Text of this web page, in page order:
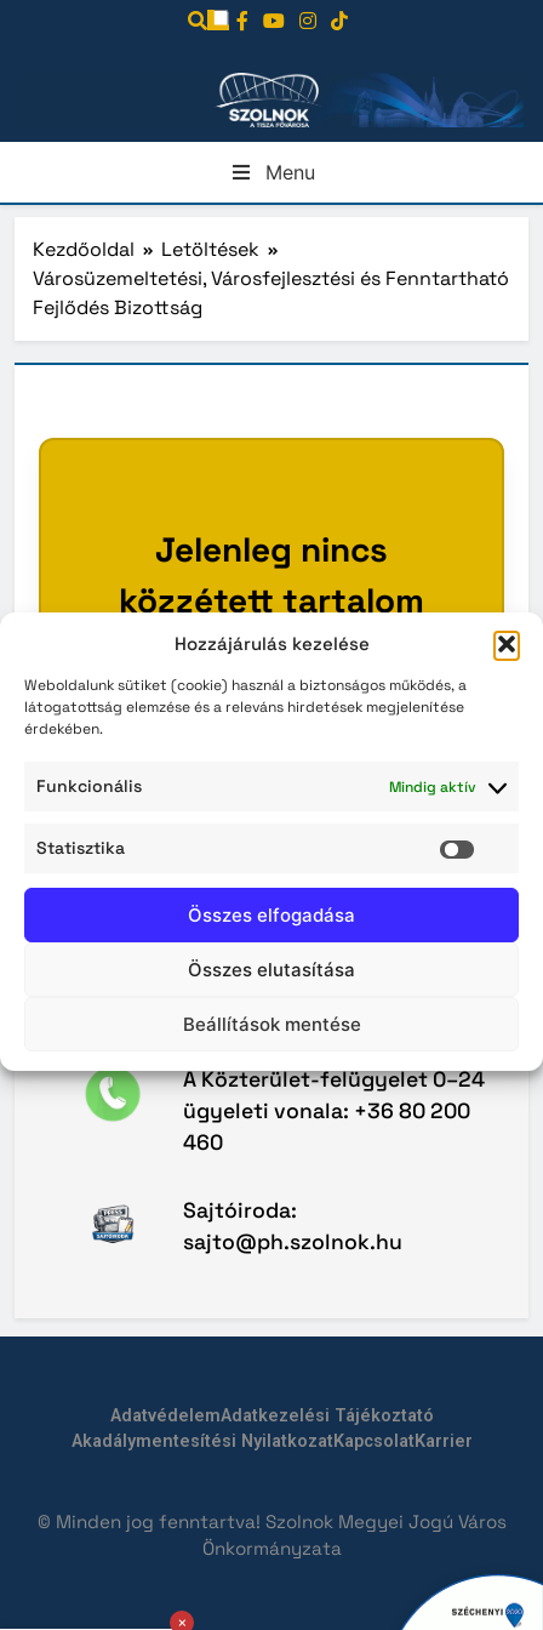
Hozzájárulás kezelése
Weboldalunk sütiket (cookie) használ a biztonságos működés, a
látogatottság elemzése és a releváns hirdetések megjelenítése
érdekében.
Funkcionális Mindig aktív
Statisztika
Összes elfogadása
Összes elutasítása
Beállítások mentése
Menu
Kezdőoldal
Letöltések
Városüzemeltetési, Városfejlesztési és Fenntartható
Fejlődés Bizottság
Jelenleg nincs
közzétett tartalom
Kérjük, látogasson vissza később!
VISSZA A KEZDŐOLDALRA
MaradjunkKapcsolatban
A Közterület-felügyelet 0–24
ügyeleti vonala: +36 80 200
460
Sajtóiroda:
sajto@ph.szolnok.hu
AdatvédelemAdatkezelési Tájékoztató
Akadálymentesítési NyilatkozatKapcsolatKarrier
© Minden jog fenntartva! Szolnok Megyei Jogú Város
Önkormányzata
×